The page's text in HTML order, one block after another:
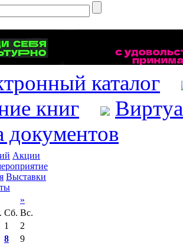
каталог
книг
документов
Акции
Выставки
»
Сб. Вс.
1
2
8
9